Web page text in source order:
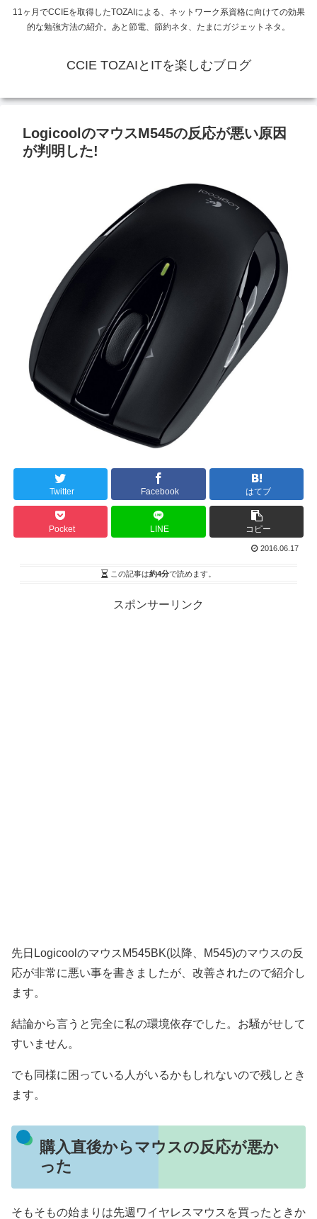
11ヶ月でCCIEを取得したTOZAIによる、ネットワーク系資格に向けての効果
的な勉強方法の紹介。あと節電、節約ネタ、たまにガジェットネタ。
CCIE TOZAIとITを楽しむブログ
LogicoolのマウスM545の反応が悪い原因
が判明した!
Twitter Facebook はてブ
Pocket LINE コピー
2016.06.17
この記事は約4分で読めます。
スポンサーリンク
先日LogicoolのマウスM545BK(以降、M545)のマウスの反
応が非常に悪い事を書きましたが、改善されたので紹介し
ます。
結論から言うと完全に私の環境依存でした。お騒がせして
すいません。
でも同様に困っている人がいるかもしれないので残しとき
ます。
購入直後からマウスの反応が悪か
った
そもそもの始まりは先週ワイヤレスマウスを買ったときか